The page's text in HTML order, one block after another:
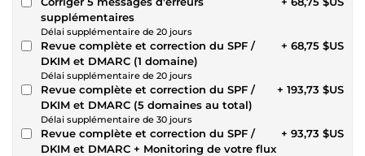
supplémentaires
Délai supplémentaire de 20 jours
Revue complète et correction du SPF /
DKIM et DMARC (1 domaine)
Délai supplémentaire de 20 jours
+ 68,75 $US
Revue complète et correction du SPF /
DKIM et DMARC (5 domaines au total)
Délai supplémentaire de 30 jours
+ 193,73 $US
Revue complète et correction du SPF /
DKIM et DMARC + Monitoring de votre flux
+ 93,73 $US